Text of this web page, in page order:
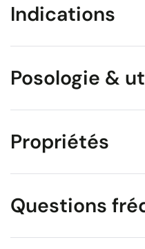
Indications
Posologie &
Propriétés
Questions